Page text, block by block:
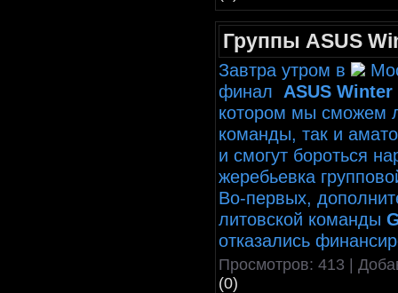
Группы ASUS
Завтра утром в
финал
ASUS Winter
котором мы сможем
команды, так и
и смогут бороться
жеребьевка
Во-первых,
литовской команды
отказались
Просмотров: 413 |
(0)